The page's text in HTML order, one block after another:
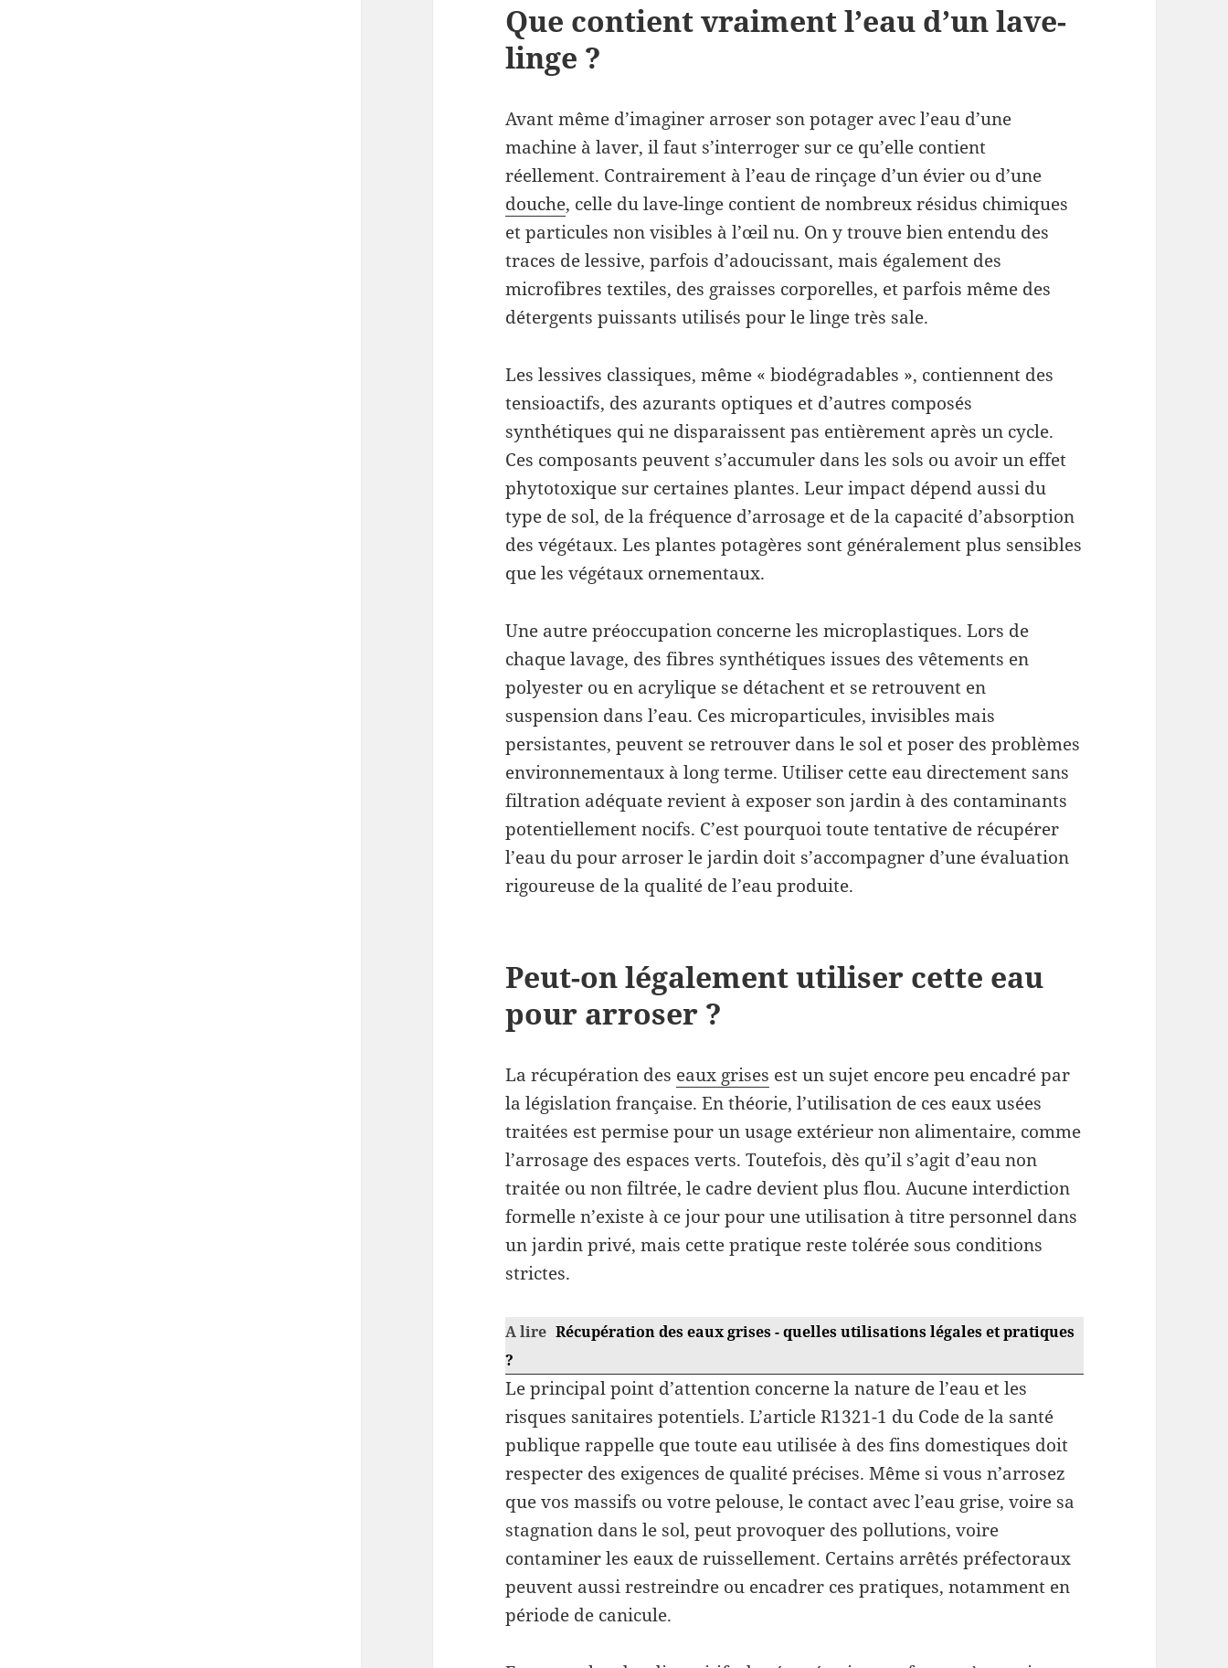
Que contient vraiment l’eau d’un lave-
linge ?
Avant même d’imaginer arroser son potager avec l’eau d’une
machine à laver, il faut s’interroger sur ce qu’elle contient
réellement. Contrairement à l’eau de rinçage d’un évier ou d’une
douche, celle du lave-linge contient de nombreux résidus chimiques
et particules non visibles à l’œil nu. On y trouve bien entendu des
traces de lessive, parfois d’adoucissant, mais également des
microfibres textiles, des graisses corporelles, et parfois même des
détergents puissants utilisés pour le linge très sale.
Les lessives classiques, même « biodégradables », contiennent des
tensioactifs, des azurants optiques et d’autres composés
synthétiques qui ne disparaissent pas entièrement après un cycle.
Ces composants peuvent s’accumuler dans les sols ou avoir un effet
phytotoxique sur certaines plantes. Leur impact dépend aussi du
type de sol, de la fréquence d’arrosage et de la capacité d’absorption
des végétaux. Les plantes potagères sont généralement plus sensibles
que les végétaux ornementaux.
Une autre préoccupation concerne les microplastiques. Lors de
chaque lavage, des fibres synthétiques issues des vêtements en
polyester ou en acrylique se détachent et se retrouvent en
suspension dans l’eau. Ces microparticules, invisibles mais
persistantes, peuvent se retrouver dans le sol et poser des problèmes
environnementaux à long terme. Utiliser cette eau directement sans
filtration adéquate revient à exposer son jardin à des contaminants
potentiellement nocifs. C’est pourquoi toute tentative de récupérer
l’eau du pour arroser le jardin doit s’accompagner d’une évaluation
rigoureuse de la qualité de l’eau produite.
Peut-on légalement utiliser cette eau
pour arroser ?
La récupération des eaux grises est un sujet encore peu encadré par
la législation française. En théorie, l’utilisation de ces eaux usées
traitées est permise pour un usage extérieur non alimentaire, comme
l’arrosage des espaces verts. Toutefois, dès qu’il s’agit d’eau non
traitée ou non filtrée, le cadre devient plus flou. Aucune interdiction
formelle n’existe à ce jour pour une utilisation à titre personnel dans
un jardin privé, mais cette pratique reste tolérée sous conditions
strictes.
A lire Récupération des eaux grises - quelles utilisations légales et pratiques
?
Le principal point d’attention concerne la nature de l’eau et les
risques sanitaires potentiels. L’article R1321-1 du Code de la santé
publique rappelle que toute eau utilisée à des fins domestiques doit
respecter des exigences de qualité précises. Même si vous n’arrosez
que vos massifs ou votre pelouse, le contact avec l’eau grise, voire sa
stagnation dans le sol, peut provoquer des pollutions, voire
contaminer les eaux de ruissellement. Certains arrêtés préfectoraux
peuvent aussi restreindre ou encadrer ces pratiques, notamment en
période de canicule.